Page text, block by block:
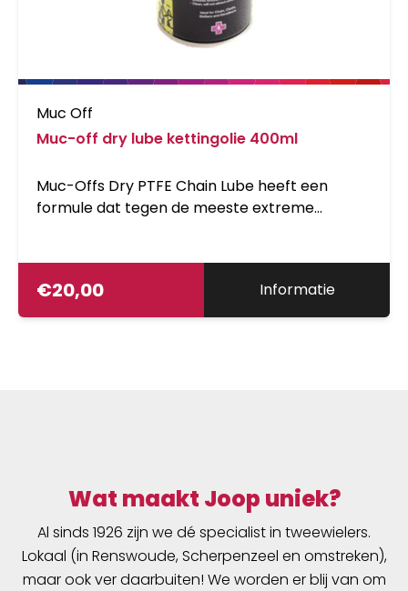
Muc Off
Muc-off dry lube kettingolie 400ml
Muc-Offs Dry PTFE Chain Lube heeft een
formule dat tegen de meeste extreme
kwaliteiten dat er voor zorgt dat elk onderdeel
van een kettingschakel volledig is ingesmeerd.
schoon en makkelijk te gebruiken!
€20,00 Informatie
Wat maakt Joop uniek?
Al sinds 1926 zijn we dé specialist in tweewielers.
Lokaal (in Renswoude, Scherpenzeel en omstreken),
maar ook ver daarbuiten! We worden er blij van om